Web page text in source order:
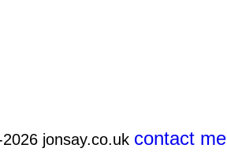
jonsay.co.uk contact me